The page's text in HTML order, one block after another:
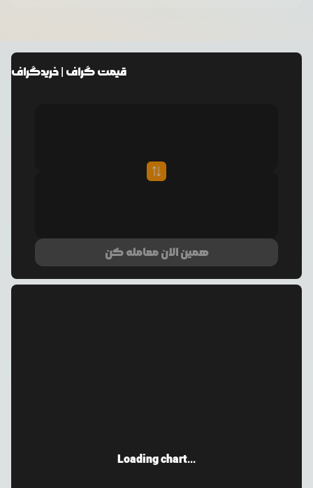
قیمتگراف | خریدگراف
همین الان معامله کن
Loading chart...